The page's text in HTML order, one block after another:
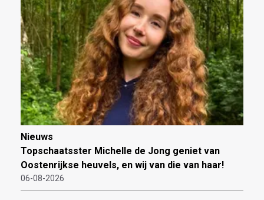
Nieuws
Topschaatsster Michelle de Jong geniet van
Oostenrijkse heuvels, en wij van die van haar!
06-08-2026